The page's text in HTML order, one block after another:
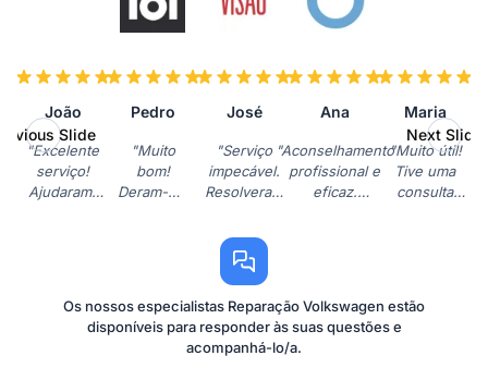
João
"Excelente
serviço!
Ajudaram-
rapidamente.
Recomendo
Pedro
"Muito
bom!
Deram-me
com o
meu VW
José
"Serviço
impecável.
Resolveram
dúvidas
sobre a
manutenção
Passat.
Muito
obrigado!"
Ana
"Aconselhamento
profissional e
eficaz.
Maria
"Muito útil!
Tive uma
consulta
com a
clareza da
Slide Next Slide
Os nossos especialistas Reparação Volkswagen estão
disponíveis para responder às suas questões e
acompanhá-lo/a.